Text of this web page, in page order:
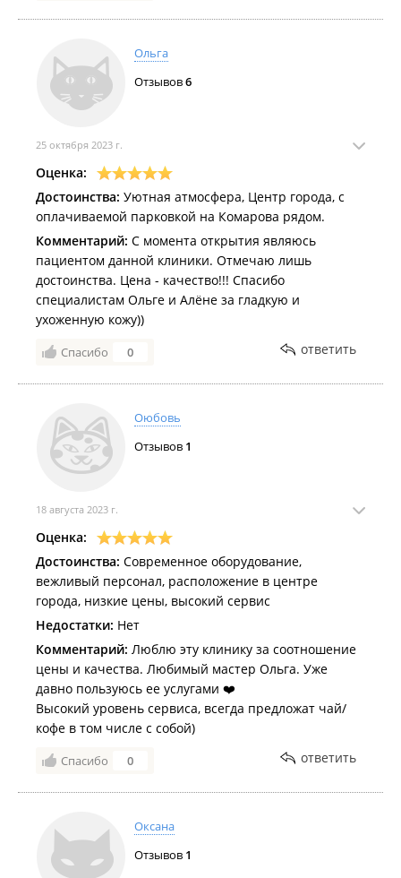
Ольга
Отзывов6
25 октября 2023 г.
Оценка:
Достоинства: Уютная атмосфера, Центр города, с
оплачиваемой парковкой на Комарова рядом.
Комментарий: С момента открытия являюсь
пациентом данной клиники. Отмечаю лишь
достоинства. Цена - качество!!! Спасибо
специалистам Ольге и Алёне за гладкую и
ухоженную кожу))
Спасибо 0 ответить
Оюбовь
Отзывов 1
18 августа 2023 г.
Оценка:
Достоинства: Современное оборудование,
вежливый персонал, расположение в центре
города, низкие цены, высокий сервис
Недостатки: Нет
Комментарий: Люблю эту клинику за соотношение
цены и качества. Любимый мастер Ольга. Уже
давно пользуюсь ее услугами ❤️
Высокий уровень сервиса, всегда предложат чай/
кофе в том числе с собой)
Спасибо 0 ответить
Оксана
Отзывов 1